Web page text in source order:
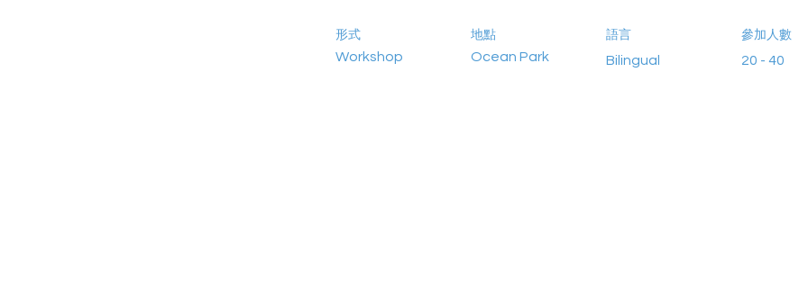
形式
Workshop
地點
Ocean Park
語言
Bilingual
參加人數
20 - 40